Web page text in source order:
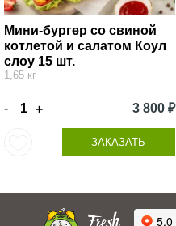
Мини-бургер со свиной
котлетой и салатом Коул
слоу 15 шт.
1,65 кг
- + 3 800 ₽
ЗАКАЗАТЬ